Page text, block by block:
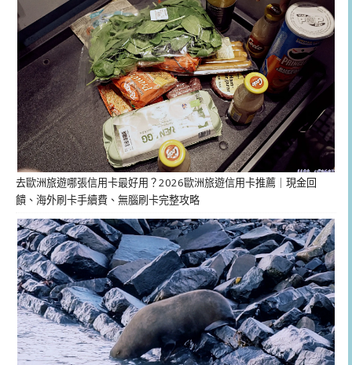
去歐洲旅遊哪張信用卡最好用？2026歐洲旅遊信用卡推薦｜現金回
饋、海外刷卡手續費、無腦刷卡完整攻略